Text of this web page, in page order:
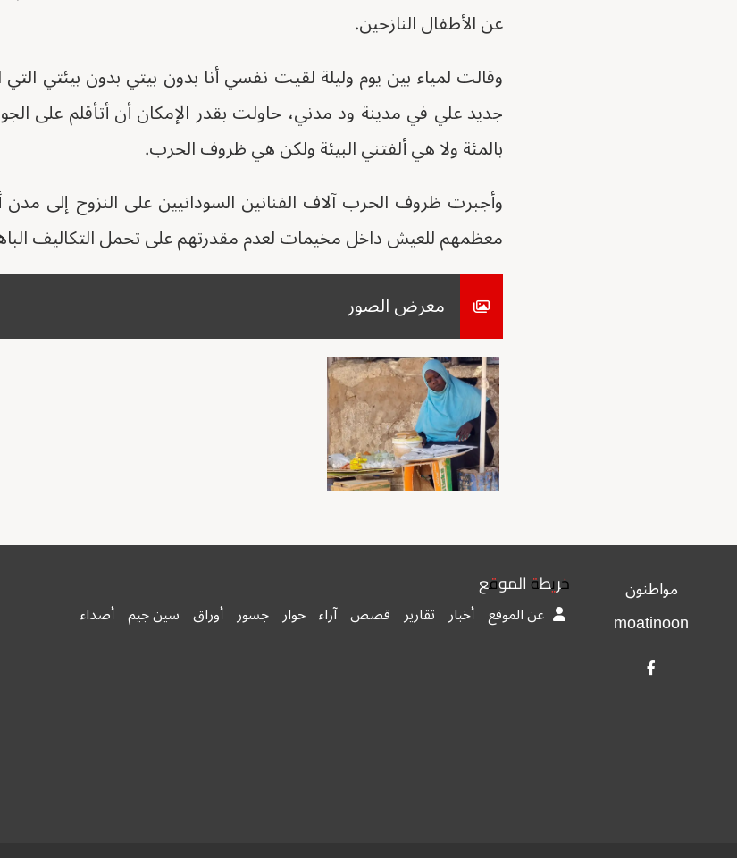
عن الأطفال النازحين.
وقالت لمياء بين يوم وليلة لقيت نفسي أنا بدون بيتي بدون بيئتي
جديد علي في مدينة ود مدني، حاولت بقدر الإمكان أن أتأقلم على
بالمئة ولا هي ألفتني البيئة ولكن هي ظروف الحرب.
وأجبرت ظروف الحرب آلاف الفنانين السودانيين على النزوح إلى
معظمهم للعيش داخل مخيمات لعدم مقدرتهم على تحمل التكاليف
معرض الصور
مواطنون
moatinoon
خريطة الموقع
عن الموقع أخبار تقارير قصص آراء حوار جسور أوراق سين جيم أصداء